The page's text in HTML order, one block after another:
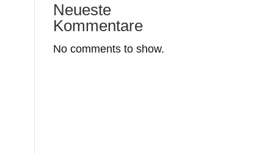
Neueste
Kommentare
No comments to show.